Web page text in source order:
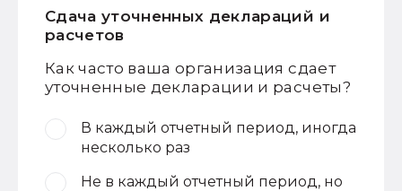
Сдача уточненных деклараций и
расчетов
Как часто ваша организация сдает
уточненные декларации и расчеты?
В каждый отчетный период, иногда
несколько раз
Не в каждый отчетный период, но